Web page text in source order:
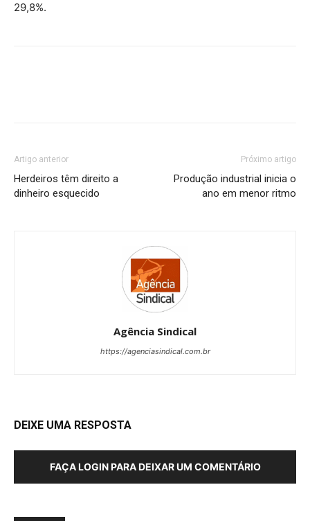
29,8%.
Artigo anterior
Herdeiros têm direito a
dinheiro esquecido
Próximo artigo
Produção industrial inicia o
ano em menor ritmo
Agência Sindical
https://agenciasindical.com.br
DEIXE UMA RESPOSTA
FAÇA LOGIN PARA DEIXAR UM COMENTÁRIO